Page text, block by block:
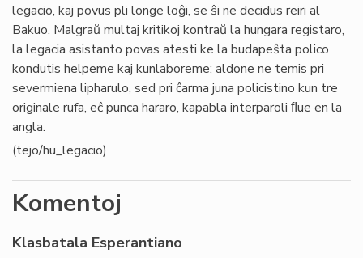
legacio, kaj povus pli longe loĝi, se ŝi ne decidus reiri al
Bakuo. Malgraŭ multaj kritikoj kontraŭ la hungara registaro,
la legacia asistanto povas atesti ke la budapeŝta polico
kondutis helpeme kaj kunlaboreme; aldone ne temis pri
severmiena lipharulo, sed pri ĉarma juna policistino kun tre
originale rufa, eĉ punca hararo, kapabla interparoli ﬂue en la
angla.
(tejo/hu_legacio)
Komentoj
Klasbatala Esperantiano